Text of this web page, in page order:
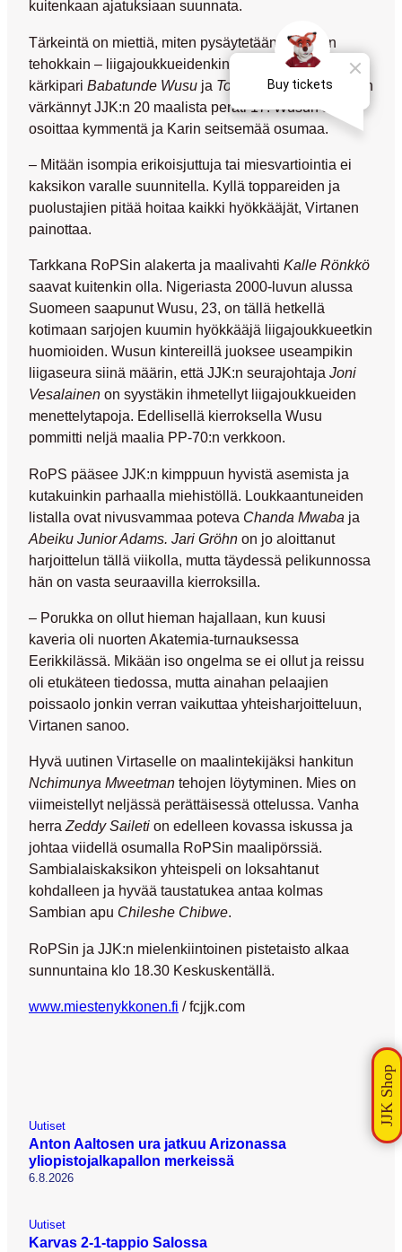
kuitenkaan ajatuksiaan suunnata.
Tärkeintä on miettiä, miten pysäytetään Ykkösen
tehokkain – liigajoukkueidenkin kovasti havittelema –
kärkipari Babatunde Wusu ja Tommi Kari. Kaksikko on
värkännyt JJK:n 20 maalista peräti 17. Wusun saldo
osoittaa kymmentä ja Karin seitsemää osumaa.
– Mitään isompia erikoisjuttuja tai miesvartiointia ei
kaksikon varalle suunnitella. Kyllä toppareiden ja
puolustajien pitää hoitaa kaikki hyökkääjät, Virtanen
painottaa.
Tarkkana RoPSin alakerta ja maalivahti Kalle Rönkkö
saavat kuitenkin olla. Nigeriasta 2000-luvun alussa
Suomeen saapunut Wusu, 23, on tällä hetkellä
kotimaan sarjojen kuumin hyökkääjä liigajoukkueetkin
huomioiden. Wusun kintereillä juoksee useampikin
liigaseura siinä määrin, että JJK:n seurajohtaja Joni
Vesalainen on syystäkin ihmetellyt liigajoukkueiden
menettelytapoja. Edellisellä kierroksella Wusu
pommitti neljä maalia PP-70:n verkkoon.
RoPS pääsee JJK:n kimppuun hyvistä asemista ja
kutakuinkin parhaalla miehistöllä. Loukkaantuneiden
listalla ovat nivusvammaa poteva Chanda Mwaba ja
Abeiku Junior Adams. Jari Gröhn on jo aloittanut
harjoittelun tällä viikolla, mutta täydessä pelikunnossa
hän on vasta seuraavilla kierroksilla.
– Porukka on ollut hieman hajallaan, kun kuusi
kaveria oli nuorten Akatemia-turnauksessa
Eerikkilässä. Mikään iso ongelma se ei ollut ja reissu
oli etukäteen tiedossa, mutta ainahan pelaajien
poissaolo jonkin verran vaikuttaa yhteisharjoitteluun,
Virtanen sanoo.
Hyvä uutinen Virtaselle on maalintekijäksi hankitun
Nchimunya Mweetman tehojen löytyminen. Mies on
viimeistellyt neljässä perättäisessä ottelussa. Vanha
herra Zeddy Saileti on edelleen kovassa iskussa ja
johtaa viidellä osumalla RoPSin maalipörssiä.
Sambialaiskaksikon yhteispeli on loksahtanut
kohdalleen ja hyvää taustatukea antaa kolmas
Sambian apu Chileshe Chibwe.
RoPSin ja JJK:n mielenkiintoinen pistetaisto alkaa
sunnuntaina klo 18.30 Keskuskentällä.
www.miestenykkonen.fi / fcjjk.com
Uutiset
Anton Aaltosen ura jatkuu Arizonassa
yliopistojalkapallon merkeissä
6.8.2026
Uutiset
Karvas 2-1-tappio Salossa